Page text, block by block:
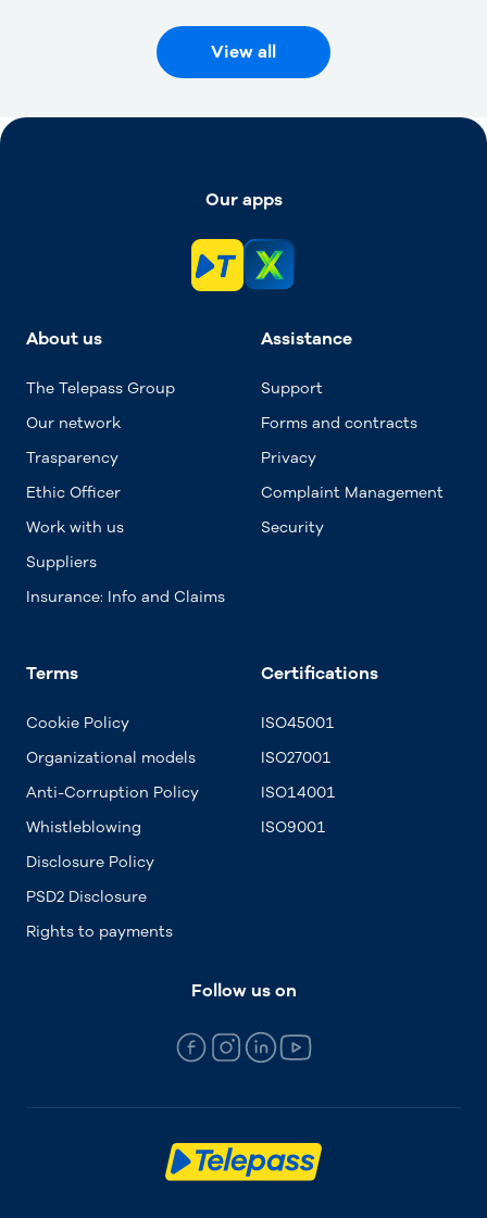
View all
Our apps
About us
The Telepass Group
Our network
Trasparency
Ethic Officer
Work with us
Suppliers
Insurance: Info and Claims
Assistance
Support
Forms and contracts
Privacy
Complaint Management
Security
Terms
Cookie Policy
Organizational models
Anti-Corruption Policy
Whistleblowing
Disclosure Policy
PSD2 Disclosure
Rights to payments
Certifications
ISO45001
ISO27001
ISO14001
ISO9001
Follow us on